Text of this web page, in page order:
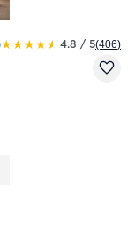
★★★★★ 4.8 / 5(406)